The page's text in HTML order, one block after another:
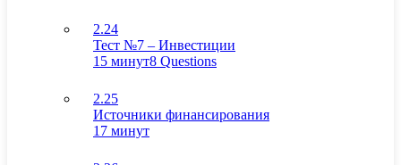
2.24
Тест №7 – Инвестиции
15 минут8 Questions
2.25
Источники финансирования
17 минут